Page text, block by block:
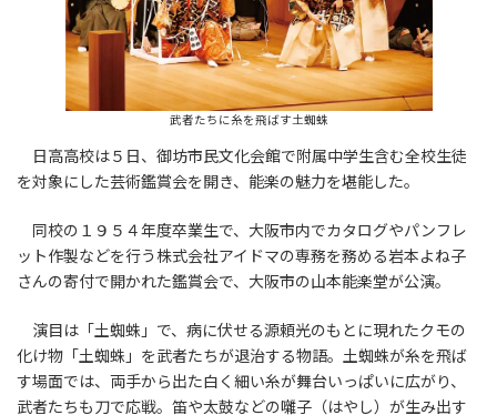
武者たちに糸を飛ばす土蜘蛛
日高高校は５日、御坊市民文化会館で附属中学生含む全校生徒
を対象にした芸術鑑賞会を開き、能楽の魅力を堪能した。
同校の１９５４年度卒業生で、大阪市内でカタログやパンフレ
ット作製などを行う株式会社アイドマの専務を務める岩本よね子
さんの寄付で開かれた鑑賞会で、大阪市の山本能楽堂が公演。
演目は「土蜘蛛」で、病に伏せる源頼光のもとに現れたクモの
化け物「土蜘蛛」を武者たちが退治する物語。土蜘蛛が糸を飛ば
す場面では、両手から出た白く細い糸が舞台いっぱいに広がり、
武者たちも刀で応戦。笛や太鼓などの囃子（はやし）が生み出す